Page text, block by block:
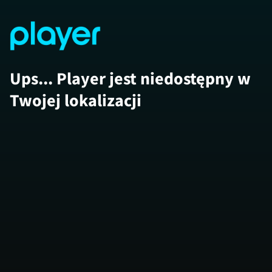
Ups... Player jest niedostępny w
Twojej lokalizacji